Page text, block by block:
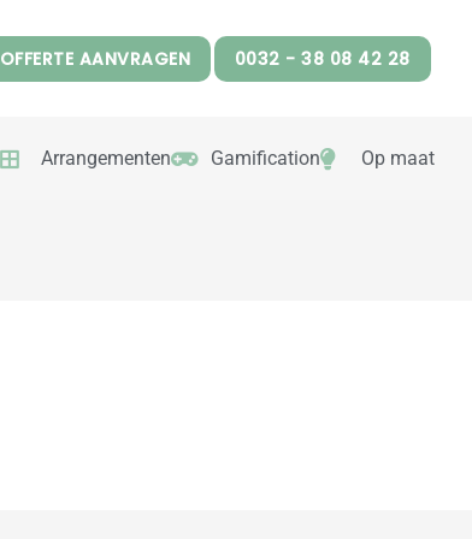
OFFERTE AANVRAGEN 0032 - 38 08 42 28
Arrangementen Gamification Op maat